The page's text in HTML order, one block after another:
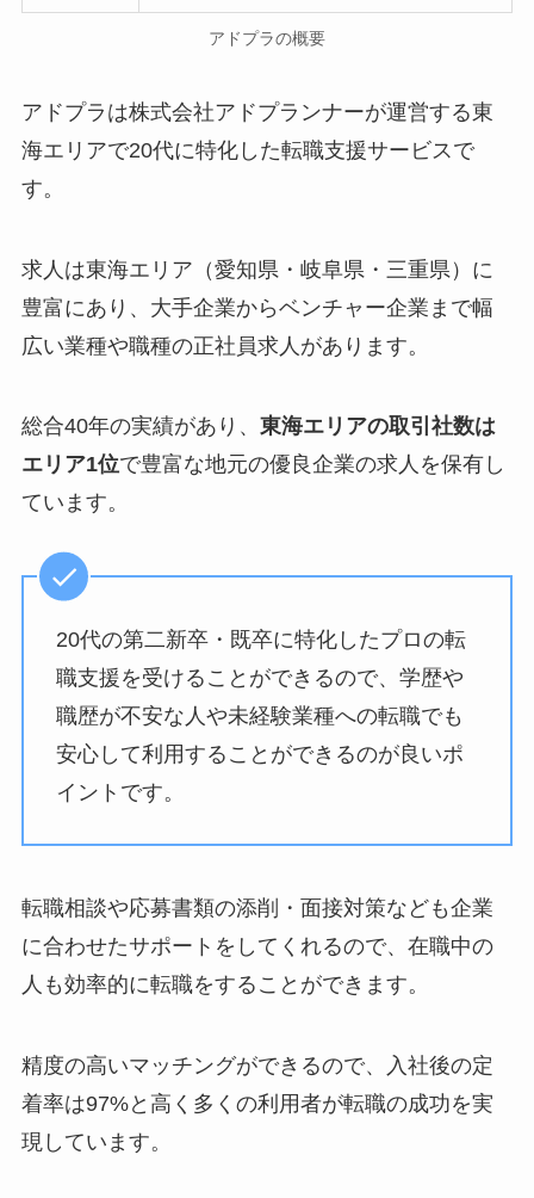
アドプラの概要
アドプラは株式会社アドプランナーが運営する東
海エリアで20代に特化した転職支援サービスで
す。
求人は東海エリア（愛知県・岐阜県・三重県）に
豊富にあり、大手企業からベンチャー企業まで幅
広い業種や職種の正社員求人があります。
総合40年の実績があり、 東海エリアの取引社数は
エリア1位で豊富な地元の優良企業の求人を保有し
ています。
20代の第二新卒・既卒に特化したプロの転
職支援を受けることができるので、学歴や
職歴が不安な人や未経験業種への転職でも
安心して利用することができるのが良いポ
イントです。
転職相談や応募書類の添削・面接対策なども企業
に合わせたサポートをしてくれるので、在職中の
人も効率的に転職をすることができます。
精度の高いマッチングができるので、入社後の定
着率は97%と高く多くの利用者が転職の成功を実
現しています。